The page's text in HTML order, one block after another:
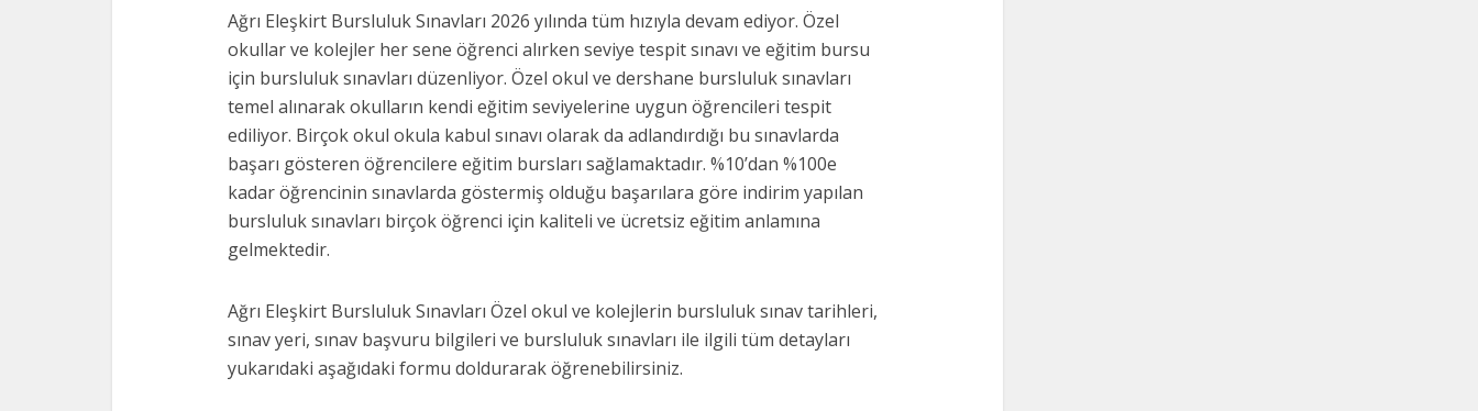
Ağrı Eleşkirt Bursluluk Sınavları 2026 yılında tüm hızıyla devam ediyor. Özel
okullar ve kolejler her sene öğrenci alırken seviye tespit sınavı ve eğitim bursu
için bursluluk sınavları düzenliyor. Özel okul ve dershane bursluluk sınavları
temel alınarak okulların kendi eğitim seviyelerine uygun öğrencileri tespit
ediliyor. Birçok okul okula kabul sınavı olarak da adlandırdığı bu sınavlarda
başarı gösteren öğrencilere eğitim bursları sağlamaktadır. %10’dan %100e
kadar öğrencinin sınavlarda göstermiş olduğu başarılara göre indirim yapılan
bursluluk sınavları birçok öğrenci için kaliteli ve ücretsiz eğitim anlamına
gelmektedir.
Ağrı Eleşkirt Bursluluk Sınavları Özel okul ve kolejlerin bursluluk sınav tarihleri,
sınav yeri, sınav başvuru bilgileri ve bursluluk sınavları ile ilgili tüm detayları
yukarıdaki aşağıdaki formu doldurarak öğrenebilirsiniz.